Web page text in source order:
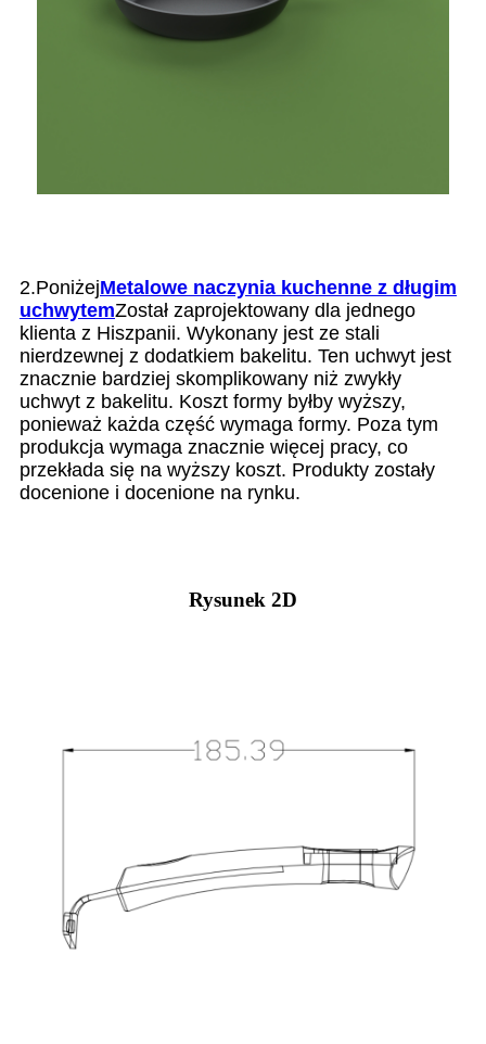
2.PoniżejMetalowe naczynia kuchenne z długim
uchwytemZostał zaprojektowany dla jednego
klienta z Hiszpanii. Wykonany jest ze stali
nierdzewnej z dodatkiem bakelitu. Ten uchwyt jest
znacznie bardziej skomplikowany niż zwykły
uchwyt z bakelitu. Koszt formy byłby wyższy,
ponieważ każda część wymaga formy. Poza tym
produkcja wymaga znacznie więcej pracy, co
przekłada się na wyższy koszt. Produkty zostały
docenione i docenione na rynku.
Rysunek 2D